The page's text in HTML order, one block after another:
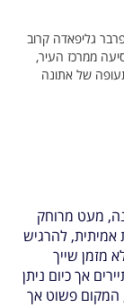
גליפאדה קרוב
מזרחי של אתונה כ 25 דקות נסיעה ממרכז העיר,
של אתונה
מעט מרוחק
אמיתית, להרגיש
מזמן שייך
אך כיום ניתן
המקום פשוט אך